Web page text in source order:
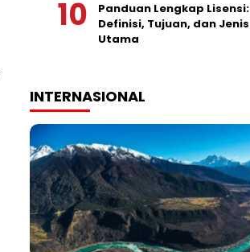
Panduan Lengkap Lisensi:
Definisi, Tujuan, dan Jenis
Utama
INTERNASIONAL